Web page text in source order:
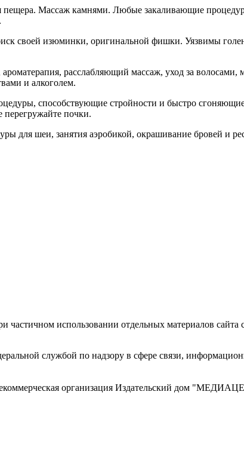
пещера. Массаж камнями. Любые закаливающие
своей изюминки, оригинальной фишки. Уязвимы
расслабляющий массаж, уход за
и алкоголем.
способствующие стройности и быстро
почки.
для шеи, занятия аэробикой, окрашивание бровей и
частичном использовании отдельных материалов
службой по надзору в сфере связи,
организация Издательский дом